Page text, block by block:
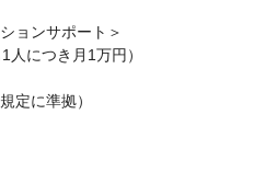
ョンサポート＞
人につき月1万円）
定に準拠）